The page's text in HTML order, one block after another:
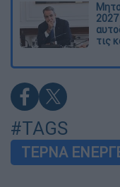
τις
#TAGS
ΤΕΡΝΑ